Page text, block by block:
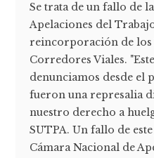
Se trata de un fallo de
Apelaciones del
reincorporación de los
Corredores Viales.
denunciamos desde el
fueron una represalia
nuestro derecho a
SUTPA. Un fallo de
Cámara Nacional de